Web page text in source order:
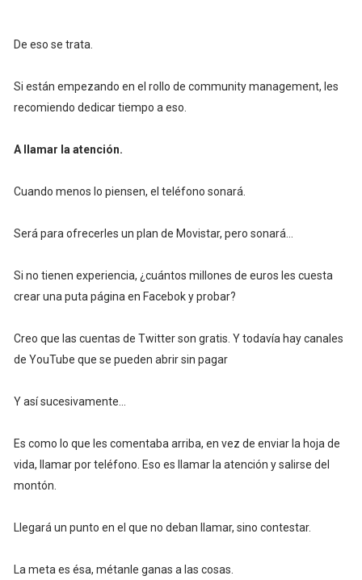
De eso se trata.
Si están empezando en el rollo de community management, les
recomiendo dedicar tiempo a eso.
A llamar la atención.
Cuando menos lo piensen, el teléfono sonará.
Será para ofrecerles un plan de Movistar, pero sonará...
Si no tienen experiencia, ¿cuántos millones de euros les cuesta
crear una puta página en Facebok y probar?
Creo que las cuentas de Twitter son gratis. Y todavía hay canales
de YouTube que se pueden abrir sin pagar
Y así sucesivamente...
Es como lo que les comentaba arriba, en vez de enviar la hoja de
vida, llamar por teléfono. Eso es llamar la atención y salirse del
montón.
Llegará un punto en el que no deban llamar, sino contestar.
La meta es ésa, métanle ganas a las cosas.